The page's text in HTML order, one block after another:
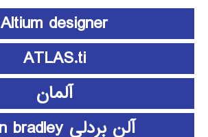
Altium designer
ATLAS.ti
آلمان
آلن بردلی Allen bradley